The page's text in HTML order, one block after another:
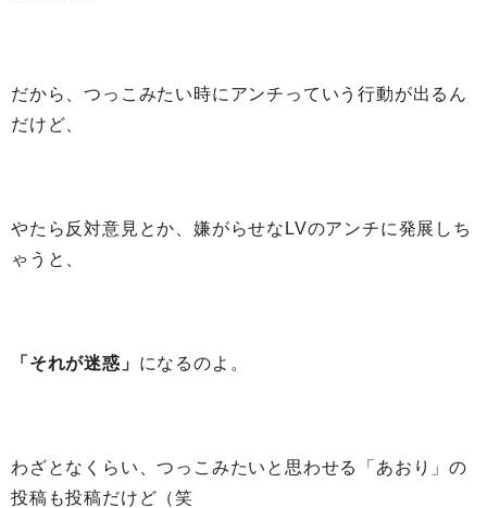
だから、つっこみたい時にアンチっていう行動が出るん
だけど、
やたら反対意見とか、嫌がらせなLVのアンチに発展しち
ゃうと、
「それが迷惑」 になるのよ。
わざとなくらい、つっこみたいと思わせる「あおり」の
投稿も投稿だけど（笑